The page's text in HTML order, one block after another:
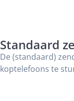
Standaard
De (standaard)
koptelefoons te